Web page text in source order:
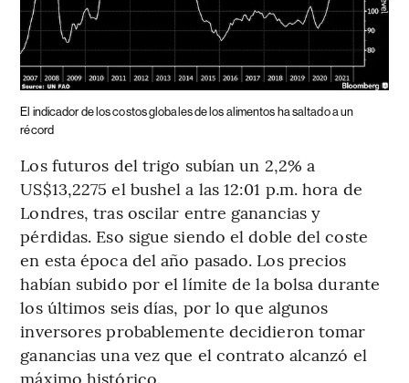
El indicador de los costos globales de los alimentos ha saltado a un
récord
Los futuros del trigo subían un 2,2% a
US$13,2275 el bushel a las 12:01 p.m. hora de
Londres, tras oscilar entre ganancias y
pérdidas. Eso sigue siendo el doble del coste
en esta época del año pasado. Los precios
habían subido por el límite de la bolsa durante
los últimos seis días, por lo que algunos
inversores probablemente decidieron tomar
ganancias una vez que el contrato alcanzó el
máximo histórico.